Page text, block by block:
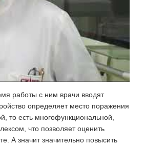
работы с ним врачи вводят
определяет место поражения
то есть многофункциональной,
что позволяет оценить
А значит значительно повысить